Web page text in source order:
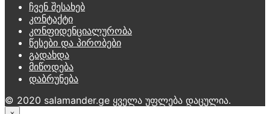
ჩვენ შესახებ
კონტაქტი
კონფიდენციალურობა
წესები და პირობები
გადახდა
მიწოდება
დაბრუნება
© 2020 salamander.ge ყველა უფლება დაცულია.